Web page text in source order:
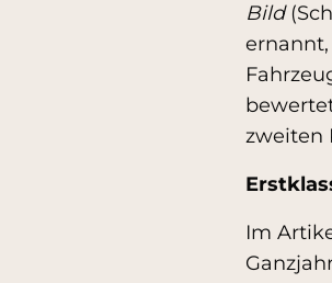
Bild
zweiten
Im